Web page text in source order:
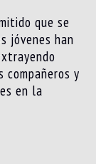
que se
jóvenes han
y
en la